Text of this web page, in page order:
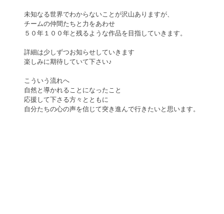
未知なる世界でわからないことが沢山ありますが、
チームの仲間たちと力をあわせ
５０年１００年と残るような作品を目指していきます。
詳細は少しずつお知らせしていきます
楽しみに期待していて下さい♪
こういう流れへ
自然と導かれることになったこと
応援して下さる方々とともに
自分たちの心の声を信じて突き進んで行きたいと思います。